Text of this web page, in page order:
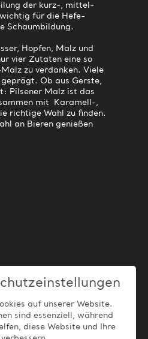
der kurz-, mittel-
für die Hefe-
Schaumbildung.
Hopfen, Malz und
vier Zutaten eine so
zu verdanken. Viele
Ob aus Gerste,
Pilsener Malz ist das
mit Karamell-,
richtige Wahl zu finden.
an Bieren genießen
auf unserer Website.
sind essenziell, während
diese Website und Ihre